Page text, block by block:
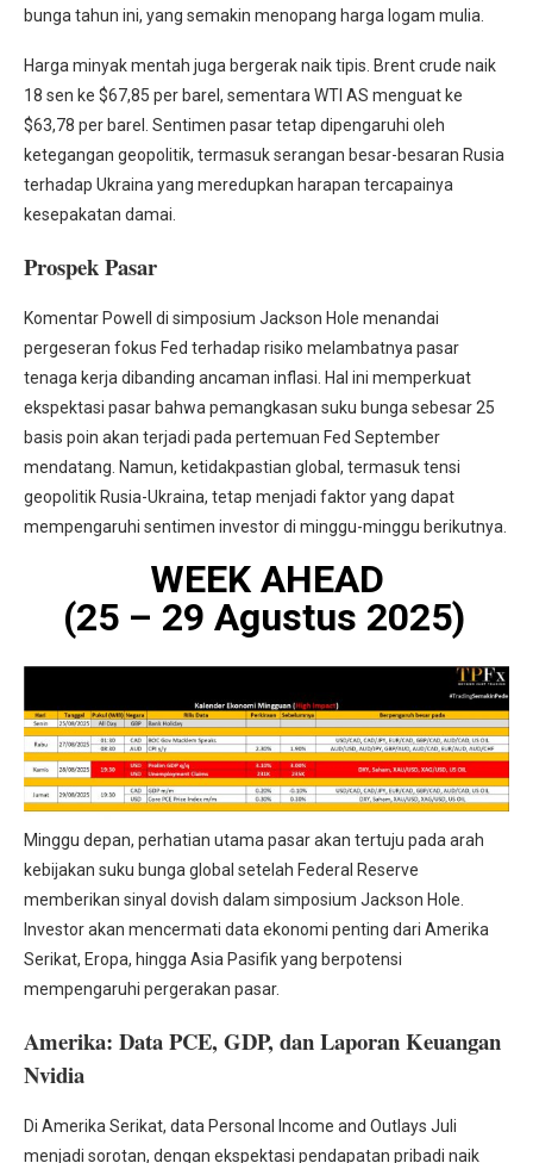
bunga tahun ini, yang semakin menopang harga logam mulia.
Harga minyak mentah juga bergerak naik tipis. Brent crude naik
18 sen ke $67,85 per barel, sementara WTI AS menguat ke
$63,78 per barel. Sentimen pasar tetap dipengaruhi oleh
ketegangan geopolitik, termasuk serangan besar-besaran Rusia
terhadap Ukraina yang meredupkan harapan tercapainya
kesepakatan damai.
Prospek Pasar
Komentar Powell di simposium Jackson Hole menandai
pergeseran fokus Fed terhadap risiko melambatnya pasar
tenaga kerja dibanding ancaman inflasi. Hal ini memperkuat
ekspektasi pasar bahwa pemangkasan suku bunga sebesar 25
basis poin akan terjadi pada pertemuan Fed September
mendatang. Namun, ketidakpastian global, termasuk tensi
geopolitik Rusia-Ukraina, tetap menjadi faktor yang dapat
mempengaruhi sentimen investor di minggu-minggu berikutnya.
WEEK AHEAD
(25 – 29 Agustus 2025)
Minggu depan, perhatian utama pasar akan tertuju pada arah
kebijakan suku bunga global setelah Federal Reserve
memberikan sinyal dovish dalam simposium Jackson Hole.
Investor akan mencermati data ekonomi penting dari Amerika
Serikat, Eropa, hingga Asia Pasifik yang berpotensi
mempengaruhi pergerakan pasar.
Amerika: Data PCE, GDP, dan Laporan Keuangan
Nvidia
Di Amerika Serikat, data Personal Income and Outlays Juli
menjadi sorotan, dengan ekspektasi pendapatan pribadi naik